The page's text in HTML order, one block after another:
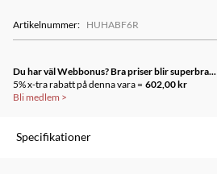
Artikelnummer: HUHABF6R
Du har väl Webbonus? Bra priser blir superbra...
5% x-tra rabatt på denna vara = 602,00 kr
Bli medlem >
Specifikationer